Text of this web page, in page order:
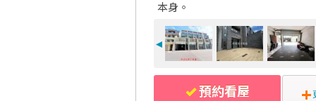
本身。
◄
預約看屋